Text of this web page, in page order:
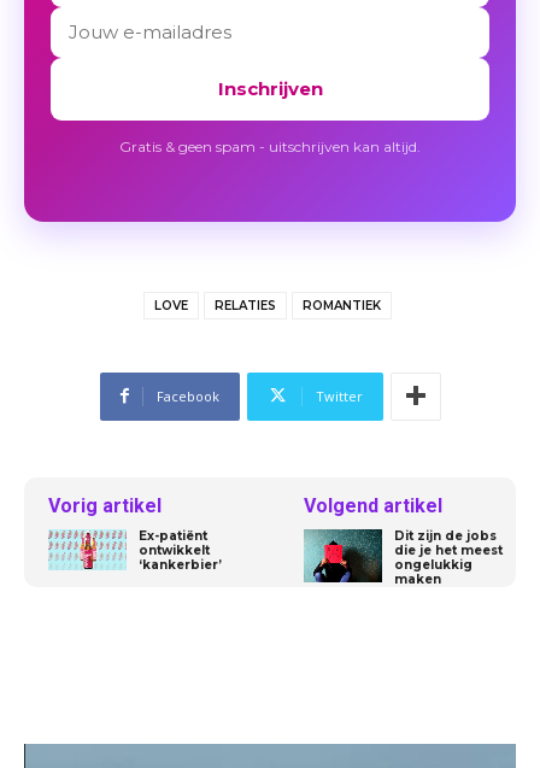
Inschrijven
Gratis & geen spam - uitschrijven kan altijd.
LOVE RELATIES ROMANTIEK
Facebook Twitter
Vorig artikel
Ex-patiënt
ontwikkelt
‘kankerbier’
Volgend artikel
Dit zijn de jobs
die je het meest
ongelukkig
maken